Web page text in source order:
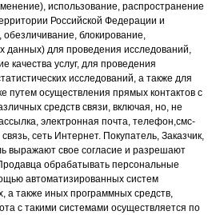
использование, распространение
Российской Федерации и
блокирование,
данных) для проведения исследований,
качества услуг, для проведения
исследований, а также для
путем осуществления прямых контактов с
средств связи, включая, но, не
электронная почта, телефон,смс-
сеть Интернет. Покупатель, Заказчик,
выражают свое согласие и разрешают
обрабатывать персональные
автоматизированных систем
а также иных программных средств,
с такими системами осуществляется по